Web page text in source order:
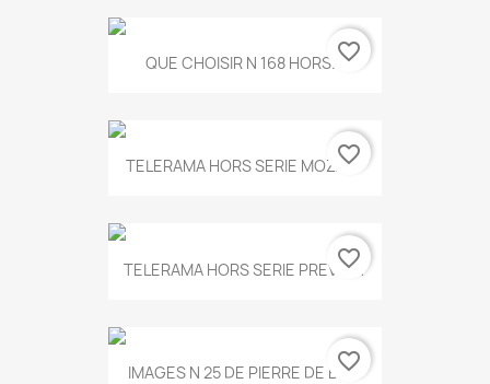
QUE CHOISIR N 168 HORS...favorite_border
TELERAMA HORS SERIE MOZART
favorite_border
TELERAMA HORS SERIE PREVERT
favorite_border
IMAGES N 25 DE PIERRE DE BOIS
favorite_border